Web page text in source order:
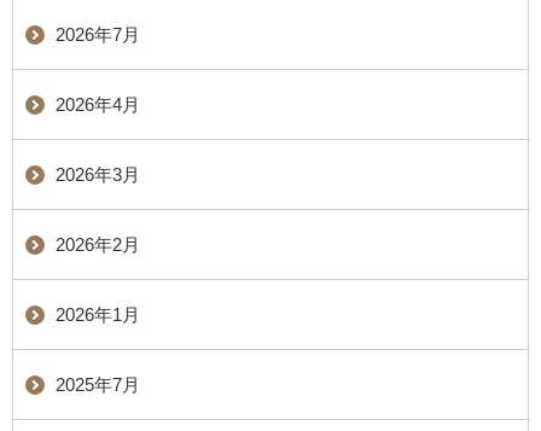
2026年7月
2026年4月
2026年3月
2026年2月
2026年1月
2025年7月